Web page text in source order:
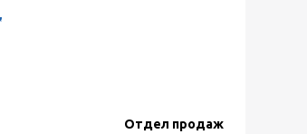
Отдел продаж